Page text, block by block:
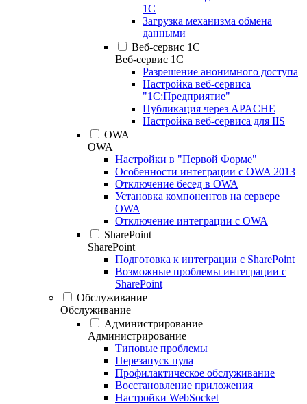
1С
Загрузка механизма обмена
данными
Веб-сервис 1С
Веб-сервис 1С
Разрешение анонимного доступа
Настройка веб-сервиса
"1С:Предприятие"
Публикация через APACHE
Настройка веб-сервиса для IIS
OWA
OWA
Настройки в "Первой Форме"
Особенности интеграции с OWA 2013
Отключение бесед в OWA
Установка компонентов на сервере
OWA
Отключение интеграции с OWA
SharePoint
SharePoint
Подготовка к интеграции с SharePoint
Возможные проблемы интеграции с
SharePoint
Обслуживание
Обслуживание
Администрирование
Администрирование
Типовые проблемы
Перезапуск пула
Профилактическое обслуживание
Восстановление приложения
Настройки WebSocket